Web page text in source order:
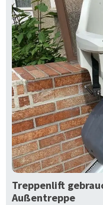
Treppenlift
Außentreppe